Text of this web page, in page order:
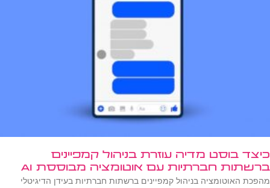
כיצד בוסט מדיה עוזרת בניהול קמפיינים
ברשתות חברתיות עם אוטומציה מבוססת AI
מהפכת האוטומציה בניהול קמפיינים ברשתות חברתיות בעידן הדיגיטלי